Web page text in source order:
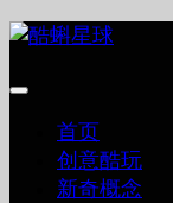
跳
内
首页
创意酷玩
新奇概念